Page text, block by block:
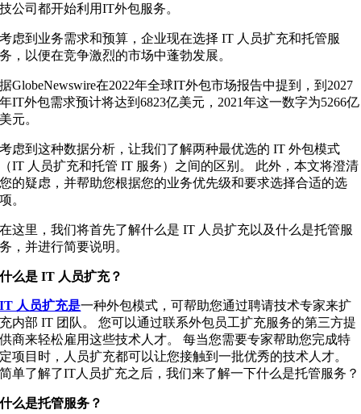
技公司都开始利用IT外包服务。
考虑到业务需求和预算，企业现在选择 IT 人员扩充和托管服
务，以便在竞争激烈的市场中蓬勃发展。
据GlobeNewswire在2022年全球IT外包市场报告中提到，到2027
年IT外包需求预计将达到6823亿美元，2021年这一数字为5266亿
美元。
考虑到这种数据分析，让我们了解两种最优选的 IT 外包模式
（IT 人员扩充和托管 IT 服务）之间的区别。 此外，本文将澄清
您的疑虑，并帮助您根据您的业务优先级和要求选择合适的选
项。
在这里，我们将首先了解什么是 IT 人员扩充以及什么是托管服
务，并进行简要说明。
什么是 IT 人员扩充？
IT 人员扩充是一种外包模式，可帮助您通过聘请技术专家来扩
充内部 IT 团队。 您可以通过联系外包员工扩充服务的第三方提
供商来轻松雇用这些技术人才。 每当您需要专家帮助您完成特
定项目时，人员扩充都可以让您接触到一批优秀的技术人才。
简单了解了IT人员扩充之后，我们来了解一下什么是托管服务？
什么是托管服务？